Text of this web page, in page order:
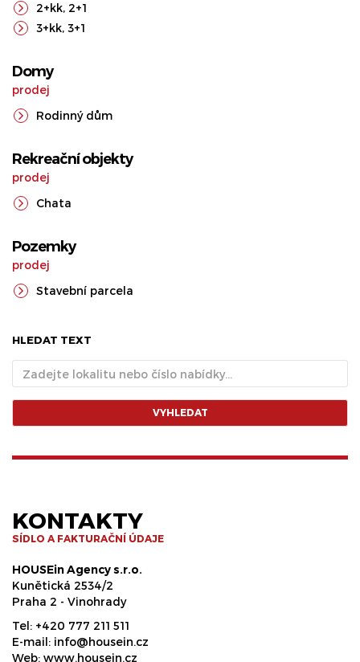
2+kk, 2+1
3+kk, 3+1
Domy
prodej
Rodinný dům
Rekreační objekty
prodej
Chata
Pozemky
prodej
Stavební parcela
HLEDAT TEXT
VYHLEDAT
KONTAKTY
SÍDLO A FAKTURAČNÍ ÚDAJE
HOUSEin Agency s.r.o.
Kunětická 2534/2
Praha 2 - Vinohrady
Tel: +420 777 211 511
E-mail: info@housein.cz
Web: www.housein.cz